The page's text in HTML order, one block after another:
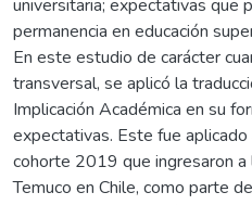
universitaria; expectativas que
permanencia en educación
En este estudio de carácter
transversal, se aplicó la
Implicación Académica en su
expectativas. Este fue
cohorte 2019 que ingresaron a
Temuco en Chile, como parte